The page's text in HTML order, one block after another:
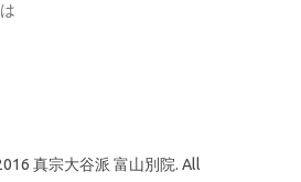
真宗大谷派 富山別院. All